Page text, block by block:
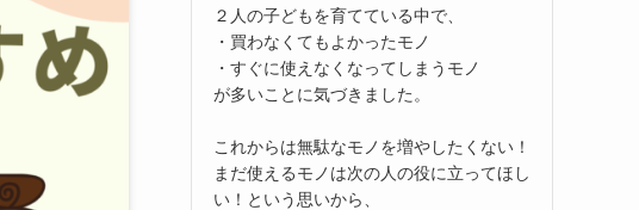
２人の子どもを育てている中で、
・買わなくてもよかったモノ
・すぐに使えなくなってしまうモノ
が多いことに気づきました。
これからは無駄なモノを増やしたくない！
まだ使えるモノは次の人の役に立ってほし
い！という思いから、